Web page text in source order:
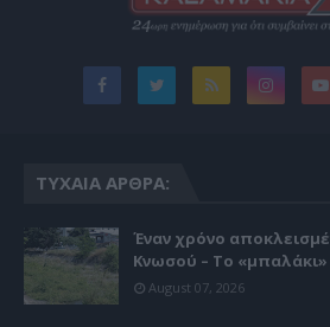
ΤΥΧΑΊΑ ΆΡΘΡΑ:
Έναν χρόνο
Κνωσού – Το
August 07, 2026